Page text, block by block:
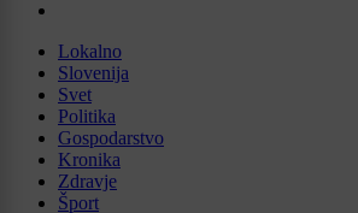
Lokalno
Slovenija
Svet
Politika
Gospodarstvo
Kronika
Zdravje
Šport